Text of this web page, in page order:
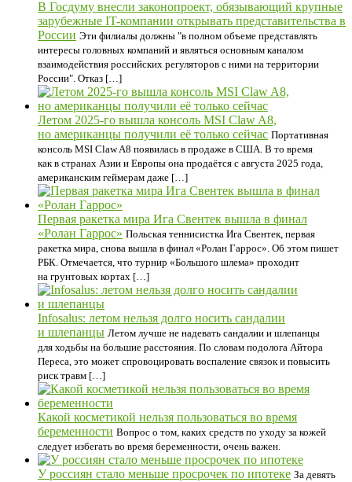
В Госдуму внесли законопроект, обязывающий крупные
зарубежные IT-компании открывать представительства в
России Эти филиалы должны "в полном объеме представлять
интересы головных компаний и являться основным каналом
взаимодействия российских регуляторов с ними на территории
России". Отказ […]
Летом 2025-го вышла консоль MSI Claw A8,
но американцы получили её только сейчас Портативная
консоль MSI Claw A8 появилась в продаже в США. В то время
как в странах Азии и Европы она продаётся с августа 2025 года,
американским геймерам даже […]
Первая ракетка мира Ига Свентек вышла в финал
«Ролан Гаррос» Польская теннисистка Ига Свентек, первая
ракетка мира, снова вышла в финал «Ролан Гаррос». Об этом пишет
РБК. Отмечается, что турнир «Большого шлема» проходит
на грунтовых кортах […]
Infosalus: летом нельзя долго носить сандалии
и шлепанцы Летом лучше не надевать сандалии и шлепанцы
для ходьбы на большие расстояния. По словам подолога Айтора
Переса, это может спровоцировать воспаление связок и повысить
риск травм […]
Какой косметикой нельзя пользоваться во время
беременности Вопрос о том, каких средств по уходу за кожей
следует избегать во время беременности, очень важен.
У россиян стало меньше просрочек по ипотеке За девять